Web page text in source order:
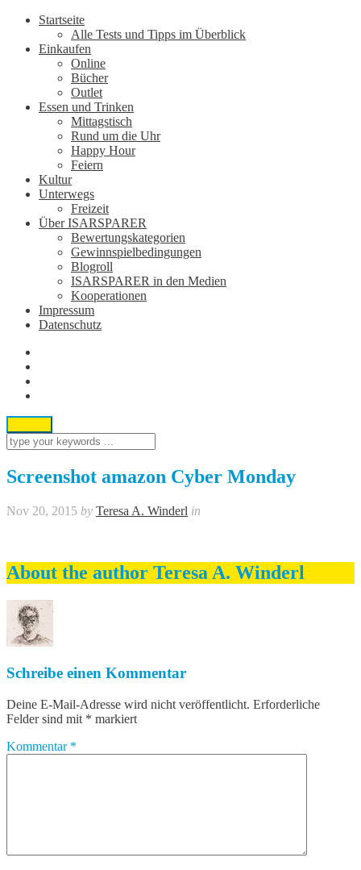
Startseite
Alle Tests und Tipps im Überblick
Einkaufen
Online
Bücher
Outlet
Essen und Trinken
Mittagstisch
Rund um die Uhr
Happy Hour
Feiern
Kultur
Unterwegs
Freizeit
Über ISARSPARER
Bewertungskategorien
Gewinnspielbedingungen
Blogroll
ISARSPARER in den Medien
Kooperationen
Impressum
Datenschutz
Screenshot amazon Cyber Monday
Nov 20, 2015 by Teresa A. Winderl in
About the author Teresa A. Winderl
Schreibe einen Kommentar
Deine E-Mail-Adresse wird nicht veröffentlicht. Erforderliche
Felder sind mit * markiert
Kommentar *